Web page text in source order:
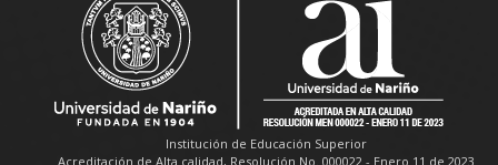
Institución de Educación Superior
Acreditación de Alta calidad, Resolución No. 000022 - Enero 11 de 2023